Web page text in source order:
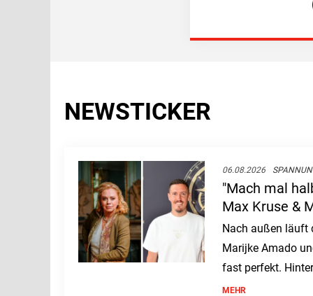
NEWSTICKER
06.08.2026
"Mach mal
Max Kruse &
gehen
Nach außen läuft
Marijke Amado
fast perfekt.
wächst der Ärger
MEHR